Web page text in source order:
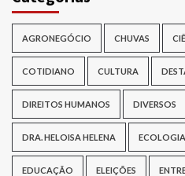
AGRONEGÓCIO CHUVAS
COTIDIANO CULTURA
DIREITOS HUMANOS DIVERSOS
DRA. HELOISA HELENA ECOLOGIA
EDUCAÇÃO ELEIÇÕES